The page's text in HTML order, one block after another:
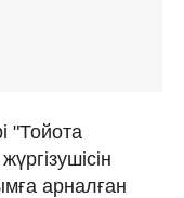
"Тойота
арналған